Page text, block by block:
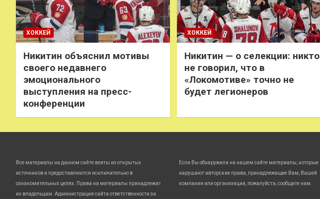
ХОККЕЙ
Никитин объяснил мотивы
своего недавнего
эмоционального
выступления на пресс-
конференции
ХОККЕЙ
Никитин — о селекции: никто
не говорил, что в
«Локомотиве» точно не
будет легионеров
Все материалы на данном сайте взяты из открытых
источников и предоставляются исключительно в
ознакомительных целях. Права на материалы принадлежат
их владельцам. Администрация сайта ответственности за
Если Вы обнаружили на нашем сайте материалы, которые
нарушают авторские права, принадлежащие Вам, Вашей
компании или организации, пожалуйста, сообщите нам.